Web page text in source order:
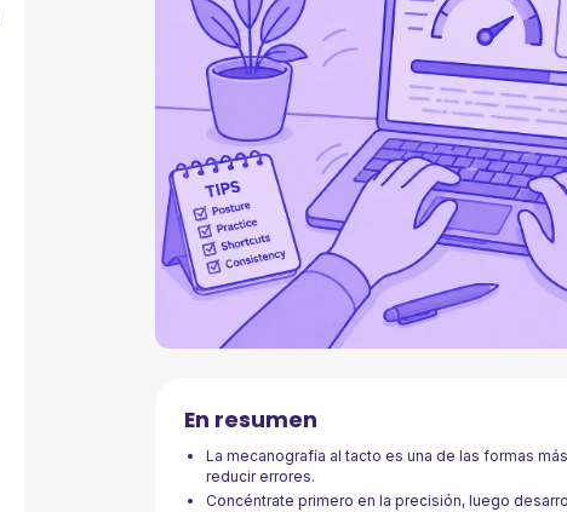
En resumen
La mecanografía al tacto es una de las formas
reducir errores.
Concéntrate primero en la precisión, luego